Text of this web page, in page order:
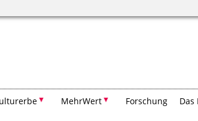
MehrWert Forschung Das